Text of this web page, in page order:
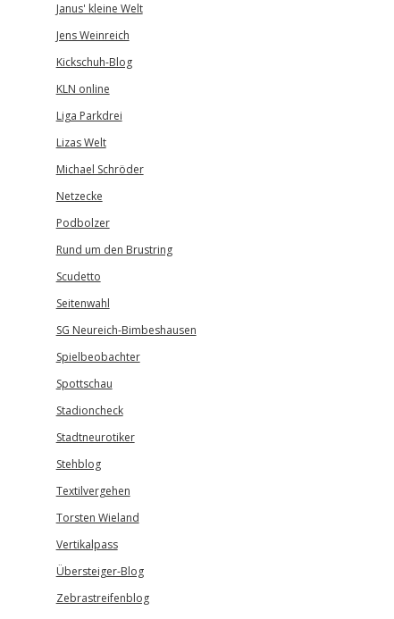
Janus' kleine Welt
Jens Weinreich
Kickschuh-Blog
KLN online
Liga Parkdrei
Lizas Welt
Michael Schröder
Netzecke
Podbolzer
Rund um den Brustring
Scudetto
Seitenwahl
SG Neureich-Bimbeshausen
Spielbeobachter
Spottschau
Stadioncheck
Stadtneurotiker
Stehblog
Textilvergehen
Torsten Wieland
Vertikalpass
Übersteiger-Blog
Zebrastreifenblog